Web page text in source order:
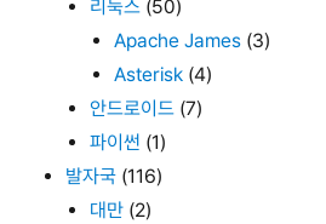
리눅스 (50)
Apache James (3)
Asterisk (4)
안드로이드 (7)
파이썬 (1)
발자국 (116)
대만 (2)